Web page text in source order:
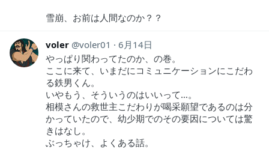
雪崩、お前は人間なのか？？
voler voler01
6月14日
やっぱり関わってたのか、の巻。
ここに来て、いまだにコミュニケーションにこだわ
る鉄男くん。
いやもう、そういうのはいいって…。
相模さんの救世主こだわりが喝采願望であるのは分
かっていたので、幼少期でのその要因については驚
きはなし。
ぶっちゃけ、よくある話。